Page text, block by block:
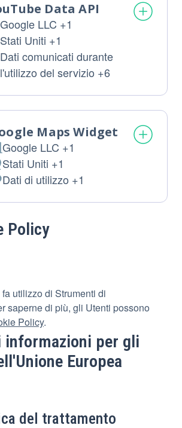
Data API
Google LLC +1
Stati Uniti +1
Dati comunicati durante
l'utilizzo del servizio +6
Maps Widget
Google LLC +1
Stati Uniti +1
Dati di utilizzo +1
Policy
utilizzo di Strumenti di
saperne di più, gli Utenti possono
Policy.
informazioni per gli
Europea
del trattamento